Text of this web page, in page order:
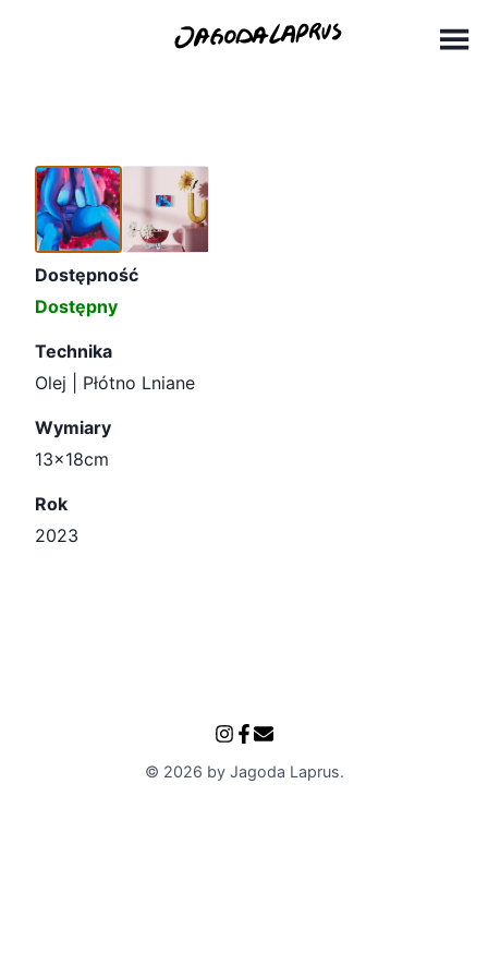
Dostępność
Dostępny
Technika
Olej | Płótno Lniane
Wymiary
13×18cm
Rok
2023
© 2026 by Jagoda Laprus.